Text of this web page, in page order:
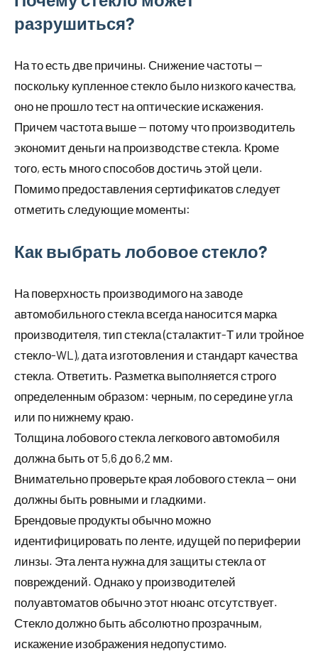
разрушиться?
На то есть две причины. Снижение частоты —
поскольку купленное стекло было низкого качества,
оно не прошло тест на оптические искажения.
Причем частота выше — потому что производитель
экономит деньги на производстве стекла. Кроме
того, есть много способов достичь этой цели.
Помимо предоставления сертификатов следует
отметить следующие моменты:
Как выбрать лобовое стекло?
На поверхность производимого на заводе
автомобильного стекла всегда наносится марка
производителя, тип стекла (сталактит-Т или тройное
стекло-WL), дата изготовления и стандарт качества
стекла. Ответить. Разметка выполняется строго
определенным образом: черным, по середине угла
или по нижнему краю.
Толщина лобового стекла легкового автомобиля
должна быть от 5,6 до 6,2 мм.
Внимательно проверьте края лобового стекла — они
должны быть ровными и гладкими.
Брендовые продукты обычно можно
идентифицировать по ленте, идущей по периферии
линзы. Эта лента нужна для защиты стекла от
повреждений. Однако у производителей
полуавтоматов обычно этот нюанс отсутствует.
Стекло должно быть абсолютно прозрачным,
искажение изображения недопустимо.